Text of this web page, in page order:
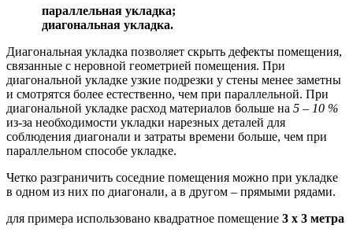
параллельная укладка;
диагональная укладка.
Диагональная укладка позволяет скрыть дефекты помещения,
связанные с неровной геометрией помещения. При
диагональной укладке узкие подрезки у стены менее заметны
и смотрятся более естественно, чем при параллельной. При
диагональной укладке расход материалов больше на 5 – 10 %
из-за необходимости укладки нарезных деталей для
соблюдения диагонали и затраты времени больше, чем при
параллельном способе укладке.
Четко разграничить соседние помещения можно при укладке
в одном из них по диагонали, а в другом – прямыми рядами.
для примера использовано квадратное помещение 3 х 3 метра